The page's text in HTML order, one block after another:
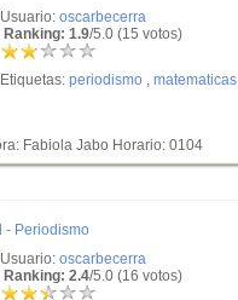
Usuario: oscarbecerra
Ranking: 1.9/5.0 (15 votos)
Etiquetas: periodismo , matematicas
Fabiola Jabo Horario: 0104
- Periodismo
Usuario: oscarbecerra
Ranking: 2.4/5.0 (16 votos)